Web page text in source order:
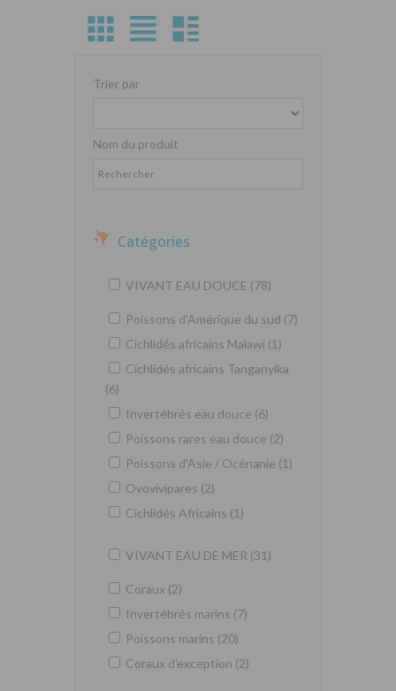
Trier par
Nom du produit
Catégories
VIVANT EAU DOUCE (78)
Poissons d'Amérique du sud (7)
Cichlidés africains Malawi (1)
Cichlidés africains Tanganyika
(6)
Invertébrés eau douce (6)
Poissons rares eau douce (2)
Poissons d'Asie / Océnanie (1)
Ovovivipares (2)
Cichlidés Africains (1)
VIVANT EAU DE MER (31)
Coraux (2)
Invertébrés marins (7)
Poissons marins (20)
Coraux d'exception (2)